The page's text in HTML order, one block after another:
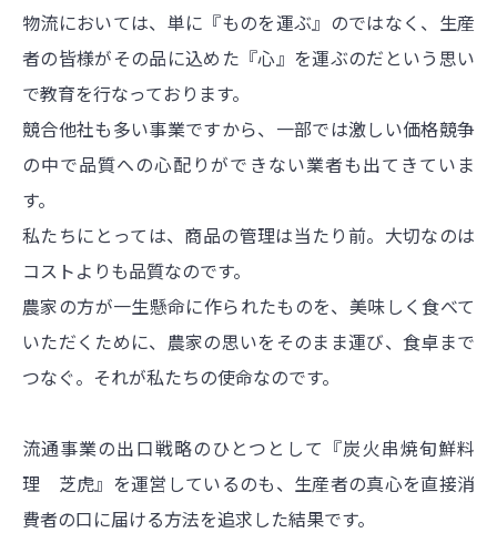
物流においては、単に『ものを運ぶ』のではなく、生産
者の皆様がその品に込めた『心』を運ぶのだという思い
で教育を行なっております。
競合他社も多い事業ですから、一部では激しい価格競争
の中で品質への心配りができない業者も出てきていま
す。
私たちにとっては、商品の管理は当たり前。大切なのは
コストよりも品質なのです。
農家の方が一生懸命に作られたものを、美味しく食べて
いただくために、農家の思いをそのまま運び、食卓まで
つなぐ。それが私たちの使命なのです。
流通事業の出口戦略のひとつとして『炭火串焼旬鮮料
理 芝虎』を運営しているのも、生産者の真心を直接消
費者の口に届ける方法を追求した結果です。